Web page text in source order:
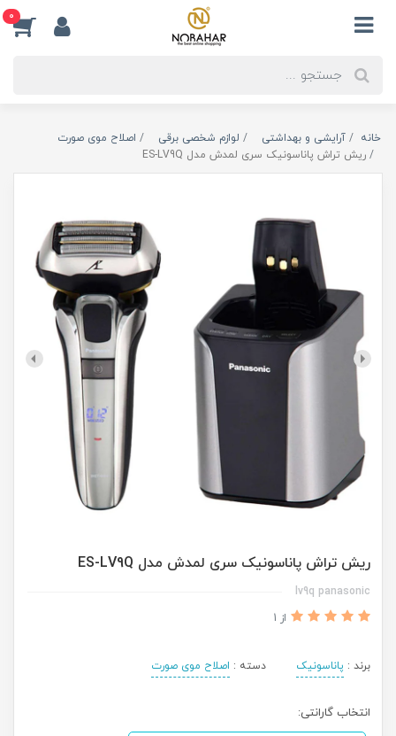
0
خانه آرایشی و بهداشتی لوازم شخصی برقی
اصلاح موی صورت
ریش تراش پاناسونیک سری لمدش مدل ES-LV9Q
ریش تراش پاناسونیک سری لمدش مدل ES-LV9Q
lv9q panasonic
از 1
برند : پاناسونیک دسته : اصلاح موی صورت
انتخاب گارانتی: